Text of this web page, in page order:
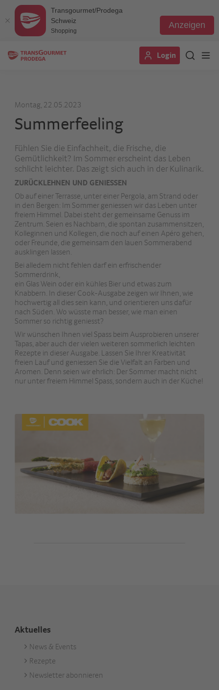
Transgourmet/Prodega
Schweiz
Shopping
Anzeigen
Login
Montag, 22.05.2023
Summerfeeling
Fühlen Sie die Einfachheit, die Frische, die
Gemütlichkeit? Im Sommer erscheint das Leben
schlicht leichter. Das zeigt sich auch in der Kulinarik.
ZURÜCKLEHNEN UND GENIESSEN
Ob auf einer Terrasse, unter einer Pergola, am Strand oder
in den Bergen: Im Sommer geniessen wir das Leben unter
freiem Himmel. Dabei steht der gemeinsame Genuss im
Zentrum. Seien es Nachbarn, die spontan zusammensitzen,
Kolleginnen und Kollegen, die noch auf einen Apéro gehen,
oder Freunde, die gemeinsam den lauen Sommerabend
ausklingen lassen.
Bei alledem nicht fehlen darf ein erfrischender
Sommerdrink,
ein Glas Wein oder ein kühles Bier und etwas zum
Knabbern. In dieser Cook-Ausgabe zeigen wir Ihnen, wie
hochwertig all dies sein kann, und orientieren uns dafür
nach Süden. Wo wüsste man besser, wie man einen
Sommer so richtig geniesst?
Wir wünschen Ihnen viel Spass beim Ausprobieren unserer
Tapas, aber auch der vielen weiteren sommerlich leichten
Rezepte in dieser Ausgabe. Lassen Sie Ihrer Kreativität
freien Lauf und geniessen Sie die Vielfalt an Farben und
Aromen. Denn seien wir ehrlich: Der Sommer macht nicht
nur unter freiem Himmel Spass, sondern auch in der Küche!
Aktuelles
Footer
Aktuell
News & Events
Rezepte
Newsletter abonnieren